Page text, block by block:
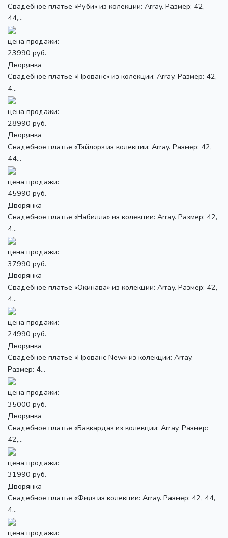
Свадебное платье «Руби» из колекции: Array. Размер: 42,
44,...
цена продажи:
23990 руб.
Дворянка
Свадебное платье «Прованс» из колекции: Array. Размер: 42,
4...
цена продажи:
28990 руб.
Дворянка
Свадебное платье «Тэйлор» из колекции: Array. Размер: 42,
44...
цена продажи:
45990 руб.
Дворянка
Свадебное платье «Набилла» из колекции: Array. Размер: 42,
4...
цена продажи:
37990 руб.
Дворянка
Свадебное платье «Окинава» из колекции: Array. Размер: 42,
4...
цена продажи:
24990 руб.
Дворянка
Свадебное платье «Прованс New» из колекции: Array.
Размер: 4...
цена продажи:
35000 руб.
Дворянка
Свадебное платье «Баккарда» из колекции: Array. Размер:
42,...
цена продажи:
31990 руб.
Дворянка
Свадебное платье «Фия» из колекции: Array. Размер: 42, 44,
4...
цена продажи: